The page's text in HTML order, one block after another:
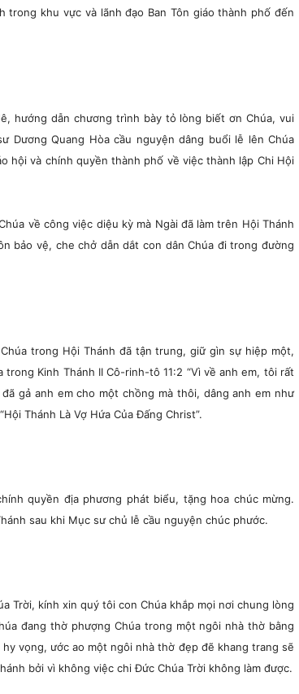
trong khu vực và lãnh đạo Ban Tôn giáo thành phố đến
hướng dẫn chương trình bày tỏ lòng biết ơn Chúa, vui
Dương Quang Hòa cầu nguyện dâng buổi lễ lên Chúa
hội và chính quyền thành phố về việc thành lập Chi Hội
về công việc diệu kỳ mà Ngài đã làm trên Hội Thánh
bảo vệ, che chở dẫn dắt con dân Chúa đi trong đường
trong Hội Thánh đã tận trung, giữ gìn sự hiệp một,
Kinh Thánh II Cô-rinh-tô 11:2 “Vì về anh em, tôi rất
gả anh em cho một chồng mà thôi, dâng anh em như
Thánh Là Vợ Hứa Của Đấng Christ”.
quyền địa phương phát biểu, tặng hoa chúc mừng.
sau khi Mục sư chủ lễ cầu nguyện chúc phước.
Trời, kính xin quý tôi con Chúa khắp mọi nơi chung lòng
đang thờ phượng Chúa trong một ngôi nhà thờ bằng
vọng, ước ao một ngôi nhà thờ đẹp đẽ khang trang sẽ
bởi vì không việc chi Đức Chúa Trời không làm được.